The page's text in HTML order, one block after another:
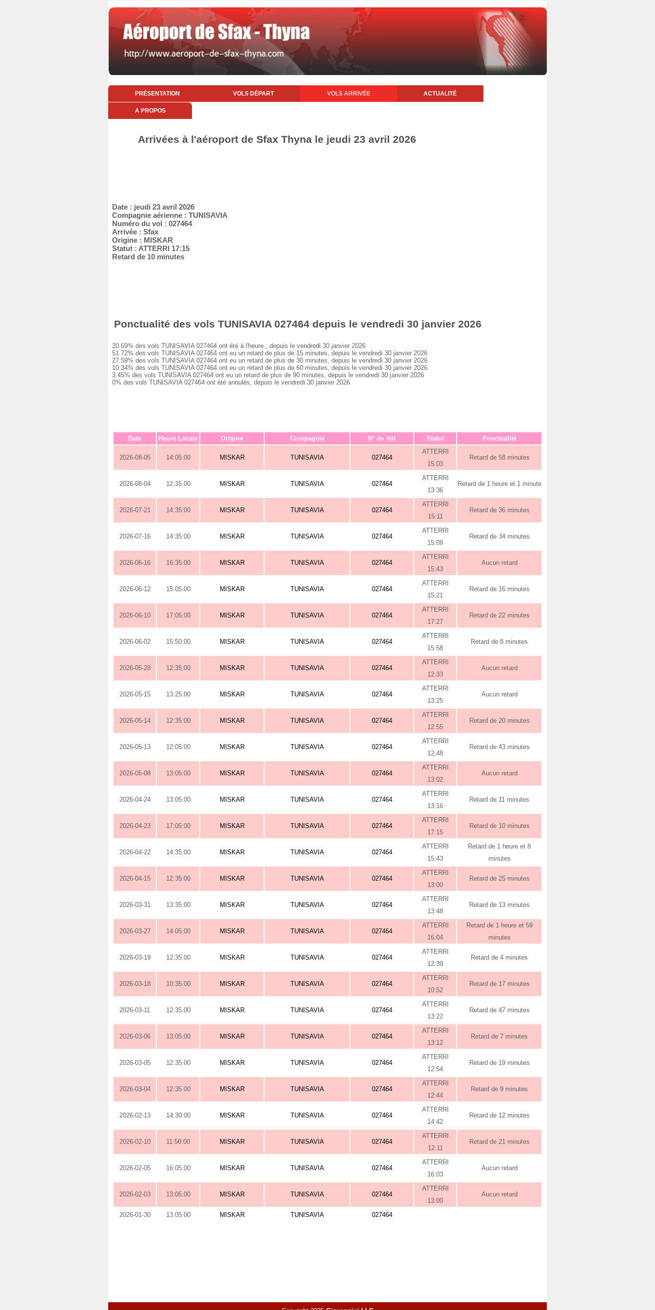
PRÉSENTATION VOLS DÉPART VOLS ARRIVÉE ACTUALITÉ
A PROPOS
Arrivées à l'aéroport de Sfax Thyna le jeudi 23 avril 2026
Date : jeudi 23 avril 2026
Compagnie aérienne : TUNISAVIA
Numéro du vol : 027464
Arrivée : Sfax
Origine : MISKAR
Statut : ATTERRI 17:15
Retard de 10 minutes
Ponctualité des vols TUNISAVIA 027464 depuis le vendredi 30 janvier 2026
20.69% des vols TUNISAVIA 027464 ont été à l'heure , depuis le vendredi 30 janvier 2026
51.72% des vols TUNISAVIA 027464 ont eu un retard de plus de 15 minutes, depuis le vendredi 30 janvier 2026
27.59% des vols TUNISAVIA 027464 ont eu un retard de plus de 30 minutes, depuis le vendredi 30 janvier 2026
10.34% des vols TUNISAVIA 027464 ont eu un retard de plus de 60 minutes, depuis le vendredi 30 janvier 2026
3.45% des vols TUNISAVIA 027464 ont eu un retard de plus de 90 minutes, depuis le vendredi 30 janvier 2026
0% des vols TUNISAVIA 027464 ont été annulés, depuis le vendredi 30 janvier 2026
Date Heure Locale Origine Compagnie N° de Vol Statut Ponctualité
2026-08-05 14:05:00 MISKAR TUNISAVIA 027464
ATTERRI
15:03
Retard de 58 minutes
2026-08-04 12:35:00 MISKAR TUNISAVIA 027464
ATTERRI
13:36
Retard de 1 heure et 1 minute
2026-07-21 14:35:00 MISKAR TUNISAVIA 027464
ATTERRI
15:11
Retard de 36 minutes
2026-07-16 14:35:00 MISKAR TUNISAVIA 027464
ATTERRI
15:09
Retard de 34 minutes
2026-06-16 16:35:00 MISKAR TUNISAVIA 027464
ATTERRI
15:43
Aucun retard
2026-06-12 15:05:00 MISKAR TUNISAVIA 027464
ATTERRI
15:21
Retard de 16 minutes
2026-06-10 17:05:00 MISKAR TUNISAVIA 027464
ATTERRI
17:27
Retard de 22 minutes
2026-06-02 15:50:00 MISKAR TUNISAVIA 027464
ATTERRI
15:58
Retard de 8 minutes
2026-05-28 12:35:00 MISKAR TUNISAVIA 027464
ATTERRI
12:33
Aucun retard
2026-05-15 13:25:00 MISKAR TUNISAVIA 027464
ATTERRI
13:25
Aucun retard
2026-05-14 12:35:00 MISKAR TUNISAVIA 027464
ATTERRI
12:55
Retard de 20 minutes
2026-05-13 12:05:00 MISKAR TUNISAVIA 027464
ATTERRI
12:48
Retard de 43 minutes
2026-05-08 13:05:00 MISKAR TUNISAVIA 027464
ATTERRI
13:02
Aucun retard
2026-04-24 13:05:00 MISKAR TUNISAVIA 027464
ATTERRI
13:16
Retard de 11 minutes
2026-04-23 17:05:00 MISKAR TUNISAVIA 027464
ATTERRI
17:15
Retard de 10 minutes
2026-04-22 14:35:00 MISKAR TUNISAVIA 027464
ATTERRI
15:43
Retard de 1 heure et 8
minutes
2026-04-15 12:35:00 MISKAR TUNISAVIA 027464
ATTERRI
13:00
Retard de 25 minutes
2026-03-31 13:35:00 MISKAR TUNISAVIA 027464
ATTERRI
13:48
Retard de 13 minutes
2026-03-27 14:05:00 MISKAR TUNISAVIA 027464
ATTERRI
16:04
Retard de 1 heure et 59
minutes
2026-03-19 12:35:00 MISKAR TUNISAVIA 027464
ATTERRI
12:39
Retard de 4 minutes
2026-03-18 10:35:00 MISKAR TUNISAVIA 027464
ATTERRI
10:52
Retard de 17 minutes
2026-03-11 12:35:00 MISKAR TUNISAVIA 027464
ATTERRI
13:22
Retard de 47 minutes
2026-03-06 13:05:00 MISKAR TUNISAVIA 027464
ATTERRI
13:12
Retard de 7 minutes
2026-03-05 12:35:00 MISKAR TUNISAVIA 027464
ATTERRI
12:54
Retard de 19 minutes
2026-03-04 12:35:00 MISKAR TUNISAVIA 027464
ATTERRI
12:44
Retard de 9 minutes
2026-02-13 14:30:00 MISKAR TUNISAVIA 027464
ATTERRI
14:42
Retard de 12 minutes
2026-02-10 11:50:00 MISKAR TUNISAVIA 027464
ATTERRI
12:11
Retard de 21 minutes
2026-02-05 16:05:00 MISKAR TUNISAVIA 027464
ATTERRI
16:03
Aucun retard
2026-02-03 13:05:00 MISKAR TUNISAVIA 027464
ATTERRI
13:00
Aucun retard
2026-01-30 13:05:00 MISKAR TUNISAVIA 027464